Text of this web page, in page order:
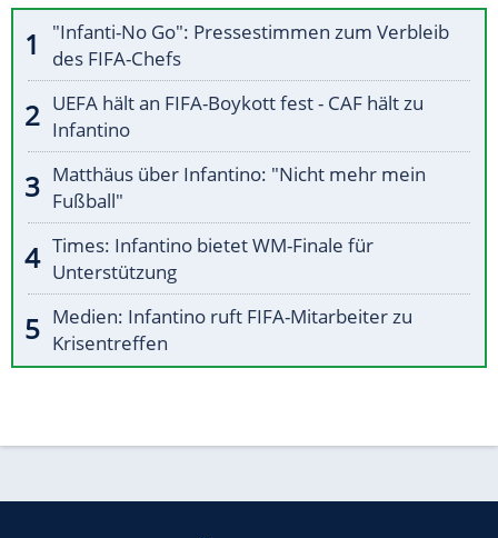
"Infanti-No Go": Pressestimmen zum Verbleib
des FIFA-Chefs
UEFA hält an FIFA-Boykott fest - CAF hält zu
Infantino
Matthäus über Infantino: "Nicht mehr mein
Fußball"
Times: Infantino bietet WM-Finale für
Unterstützung
Medien: Infantino ruft FIFA-Mitarbeiter zu
Krisentreffen